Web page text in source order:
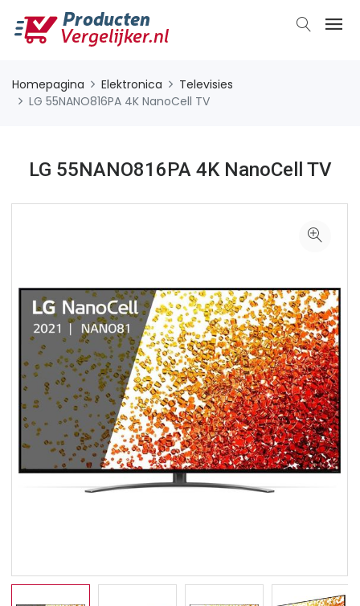
Homepagina Elektronica
Televisies
LG 55NANO816PA 4K NanoCell TV
LG 55NANO816PA 4K NanoCell TV